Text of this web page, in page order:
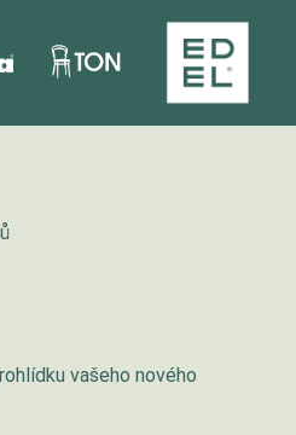
vašeho nového